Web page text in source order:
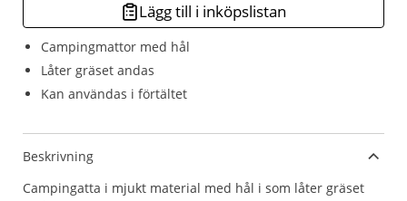
Campingmattor med hål
Låter gräset andas
Kan användas i förtältet
Lägg till i inköpslistan
Beskrivning
Campingatta i mjukt material med hål i som låter gräset